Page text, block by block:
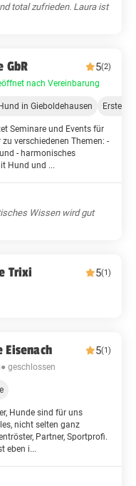
total zufrieden. Laura ist
GbR 5(2)
nach Vereinbarung
in Gieboldehausen Erste
Seminare und Events für
verschiedenen Themen: -
- harmonisches
Hund und ...
Wissen wird gut
Trixi 5(1)
Eisenach 5(1)
● geschlossen
Hunde sind für uns
nicht selten ganz
Partner, Sportprofi.
eben i...